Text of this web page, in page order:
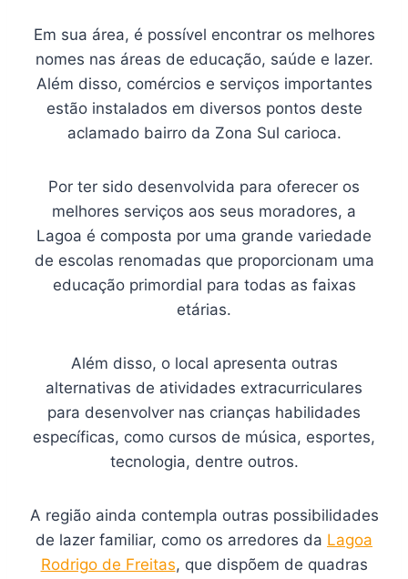
Em sua área, é possível encontrar os melhores
nomes nas áreas de educação, saúde e lazer.
Além disso, comércios e serviços importantes
estão instalados em diversos pontos deste
aclamado bairro da Zona Sul carioca.
Por ter sido desenvolvida para oferecer os
melhores serviços aos seus moradores, a
Lagoa é composta por uma grande variedade
de escolas renomadas que proporcionam uma
educação primordial para todas as faixas
etárias.
Além disso, o local apresenta outras
alternativas de atividades extracurriculares
para desenvolver nas crianças habilidades
específicas, como cursos de música, esportes,
tecnologia, dentre outros.
A região ainda contempla outras possibilidades
de lazer familiar, como os arredores da Lagoa
Rodrigo de Freitas, que dispõem de quadras